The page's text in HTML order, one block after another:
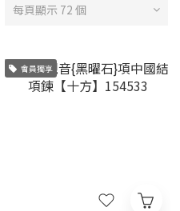
每頁顯示 72 個
會員獨享